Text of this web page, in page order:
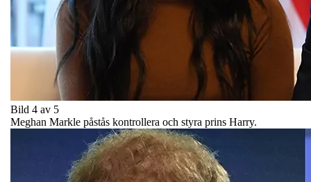
Bild 4 av 5
Meghan Markle påstås kontrollera och styra prins Harry.